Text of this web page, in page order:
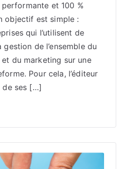
et 100 %
objectif est simple :
qui l’utilisent de
de l’ensemble du
du marketing sur une
Pour cela, l’éditeur
de ses […]